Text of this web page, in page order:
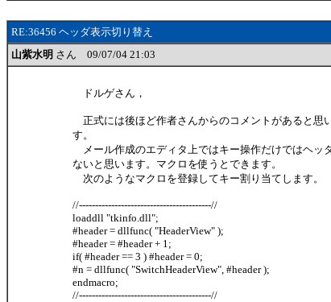
RE:36456 ヘッダ表示切り替え
山紫水明 さん 09/07/04 21:03
ドルゲさん，
正式には後ほど作者さんからのコメントがあると思
す。
メール作成のエディタ上ではキー操作だけではヘッ
ないと思います。マクロを使うとできます。
次のようなマクロを登録してキー割り当てします。
//-----------------------------------------//
loaddll "tkinfo.dll";
#header = dllfunc( "HeaderView" );
#header = #header + 1;
if( #header == 3 ) #header = 0;
#n = dllfunc( "SwitchHeaderView", #header );
endmacro;
//-----------------------------------------//